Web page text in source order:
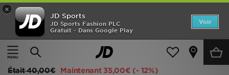
×
JD Sports
JD Sports Fashion PLC
Gratuit - Dans Google Play
Voir
Accueil
Enfant Vêtements Junior (8-15 ans) Shorts
adidas Originals Ensemble T-shirt/Short Junior
Était40,00€ Maintenant 35,00€ (- 12%)
Accueil
Nouveautés